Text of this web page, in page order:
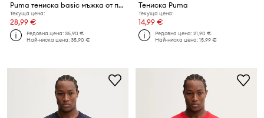
Puma тениска basic мъжка от памук Wardrobe Essential
Текуща цена:
28,99 €
Редовна цена:35,90 €
Най-ниска цена:35,90 €
Тениска Puma
Текуща цена:
14,99 €
Редовна цена:21,90 €
Най-ниска цена:15,99 €